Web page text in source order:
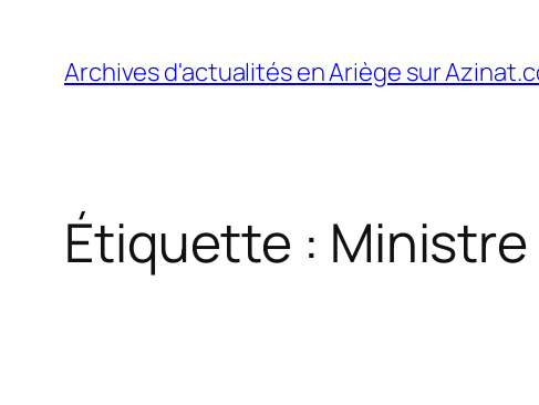
contenu
Archives d'actualités en Ariège sur
Étiquette :